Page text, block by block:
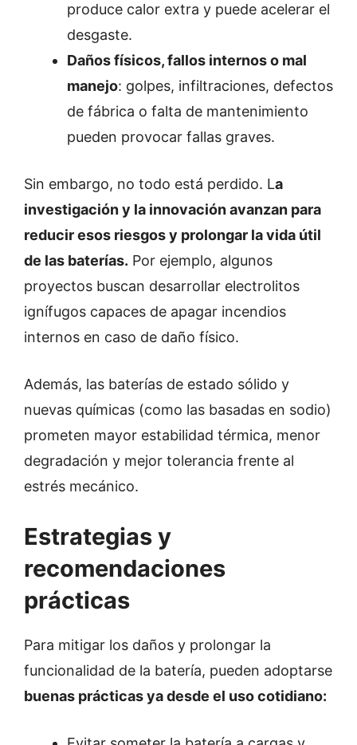
produce calor extra y puede acelerar el
desgaste.
Daños físicos, fallos internos o mal
manejo: golpes, infiltraciones, defectos
de fábrica o falta de mantenimiento
pueden provocar fallas graves.
Sin embargo, no todo está perdido. La
investigación y la innovación avanzan para
reducir esos riesgos y prolongar la vida útil
de las baterías. Por ejemplo, algunos
proyectos buscan desarrollar electrolitos
ignífugos capaces de apagar incendios
internos en caso de daño físico.
Además, las baterías de estado sólido y
nuevas químicas (como las basadas en sodio)
prometen mayor estabilidad térmica, menor
degradación y mejor tolerancia frente al
estrés mecánico.
Estrategias y
recomendaciones
prácticas
Para mitigar los daños y prolongar la
funcionalidad de la batería, pueden adoptarse
buenas prácticas ya desde el uso cotidiano: